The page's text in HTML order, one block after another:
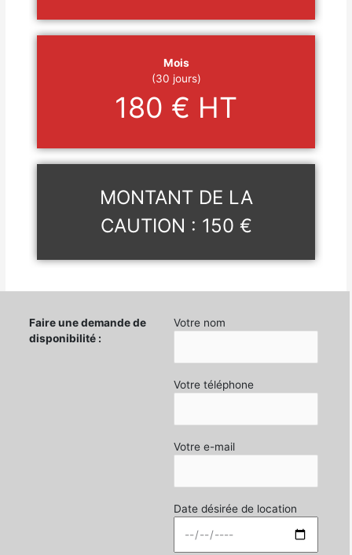
Mois
(30 jours)
180 € HT
MONTANT DE LA
CAUTION : 150 €
Faire une demande de
disponibilité :
Votre nom
Votre téléphone
Votre e-mail
Date désirée de location